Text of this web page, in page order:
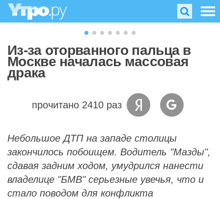
Из-за оторванного пальца в
Москве началась массовая
драка
прочитано 2410 раз
Небольшое ДТП на западе столицы
закончилось побоищем. Водитель "Мазды",
сдавая задним ходом, умудрился нанести
владелице "БМВ" серьезные увечья, что и
стало поводом для конфликта